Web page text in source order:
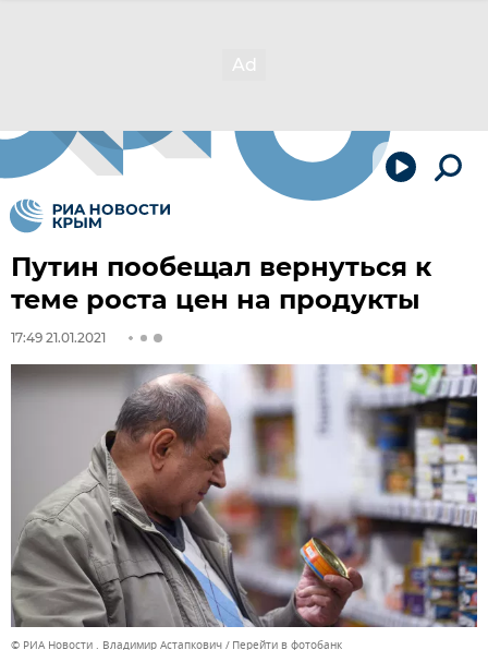
Путин пообещал вернуться к
теме роста цен на продукты
17:49 21.01.2021
© РИА Новости . Владимир Астапкович Перейти в фотобанк